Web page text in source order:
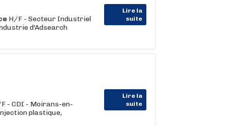
Lire la
suite
H/F - Secteur Industriel
d'Adsearch
Lire la
suite
- CDI - Moirans-en-
plastique,